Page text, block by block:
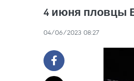
4 июня пловцы
04/06/2023 08:27